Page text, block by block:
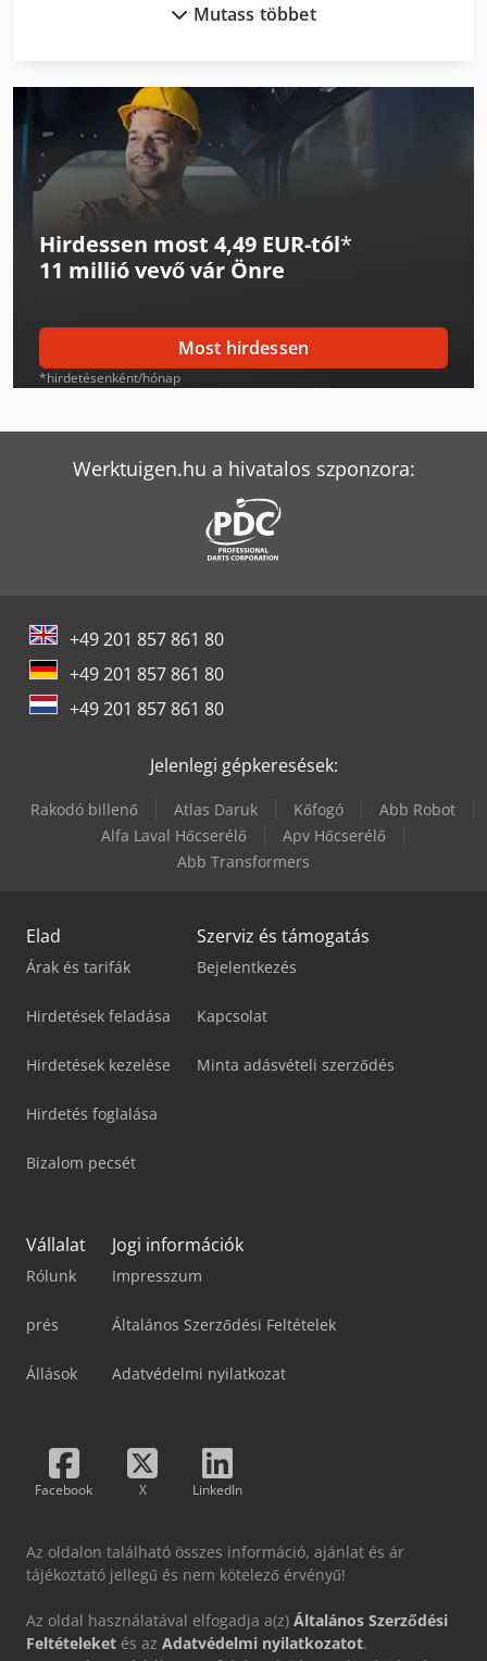
Gildemeister Ctx 310 V3
Gildemeister Ctx 400
Gildemeister Ctx 420 Linear
Gildemeister Ctx 420 Linear V6
Gildemeister Ctx 500
Gildemeister Gac 42
Gildemeister Mf Sprint 65
Gildemeister Nef 320
Gildemeister Nef 320 K
Gildemeister Nef 600
Gildemeister Nef 710
Gildemeister Sprint 65 Linear
Gildemeister Twin 42
Gildemeister Twin 65
Mutass többet
Hirdessen most 4,49 EUR-tól*
11 millió vevővár Önre
Most hirdessen
*hirdetésenként/hónap
Werktuigen.hu a hivatalos szponzora:
+49 201 857 861 80
+49 201 857 861 80
+49 201 857 861 80
Jelenlegi gépkeresések:
Rakodó billenő Atlas Daruk Kőfogó
Abb Robot
Alfa Laval Hőcserélő
Apv Hőcserélő
Abb Transformers
Elad
Árak és tarifák
Hirdetések feladása
Hirdetések kezelése
Hirdetés foglalása
Bizalom pecsét
Szerviz és támogatás
Bejelentkezés
Kapcsolat
Minta adásvételi szerződés
Vállalat
Rólunk
prés
Állások
Jogi információk
Impresszum
Általános Szerződési Feltételek
Adatvédelmi nyilatkozat
Facebook X LinkedIn
Az oldalon található összes információ, ajánlat és ár
tájékoztató jellegű és nem kötelező érvényű!
Az oldal használatával elfogadja a(z) Általános Szerződési
Feltételeket és az Adatvédelmi nyilatkozatot.